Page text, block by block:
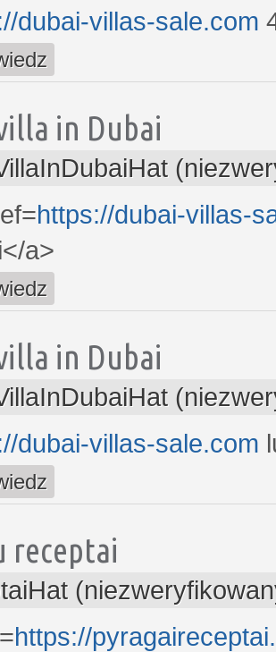
dubai-villas-sale.com
in Dubai
https://dubai-villas-
a>
in Dubai
dubai-villas-sale.com
receptai
https://